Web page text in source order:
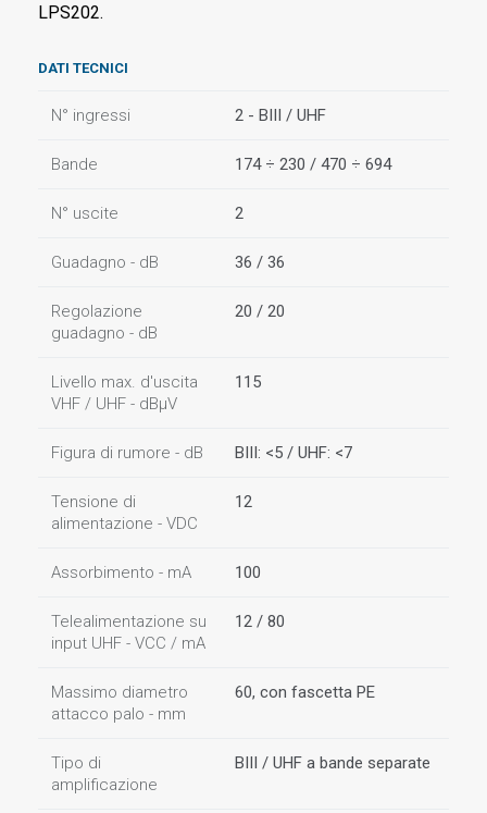
LPS202.
DATI TECNICI
N° ingressi 2 - BIII / UHF
Bande 174 ÷ 230 / 470 ÷ 694
N° uscite 2
Guadagno - dB 36 / 36
Regolazione
guadagno - dB
20 / 20
Livello max. d'uscita
VHF / UHF - dBµV
115
Figura di rumore - dB BIII: <5 / UHF: <7
Tensione di
alimentazione - VDC
12
Assorbimento - mA 100
Telealimentazione su
input UHF - VCC / mA
12 / 80
Massimo diametro
attacco palo - mm
60, con fascetta PE
Tipo di
amplificazione
BIII / UHF a bande separate